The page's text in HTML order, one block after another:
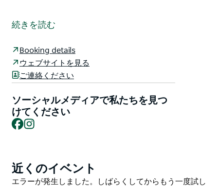
名様までご宿泊いただけます。
ューを一望できます。広々とした空間、プライバシー、
そして静寂が、この邸宅の真髄です。全室に専用バスル
ーム、廊下には追加の洗面所を備えています。広々とし
た2階建てで、ほぼすべての部屋から海または森林地帯
の景色を望める、明るいこの邸宅は、ご家族連れに最適
なビーチサイドの隠れ家です。
美しい森林地帯に囲まれたゲート付きティンバラ・エス
さい。
展望台と、家の裏手を取り囲む広い木製デッキでくつろ
続きを読む
Booking details
ウェブサイトを見る
ご連絡ください
ソーシャルメディアで私たちを見つ
けてください
Facebook
Product
List
近くのイベント
Product
エラーが発生しました。しばらくしてからもう一度試し